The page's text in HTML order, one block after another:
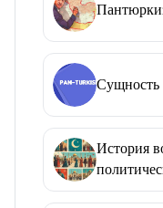
Сущность
История